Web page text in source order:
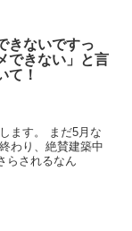
きないですっ
できない」と言
て！
ます。 まだ5月な
わり、絶賛建築中
らされるなん